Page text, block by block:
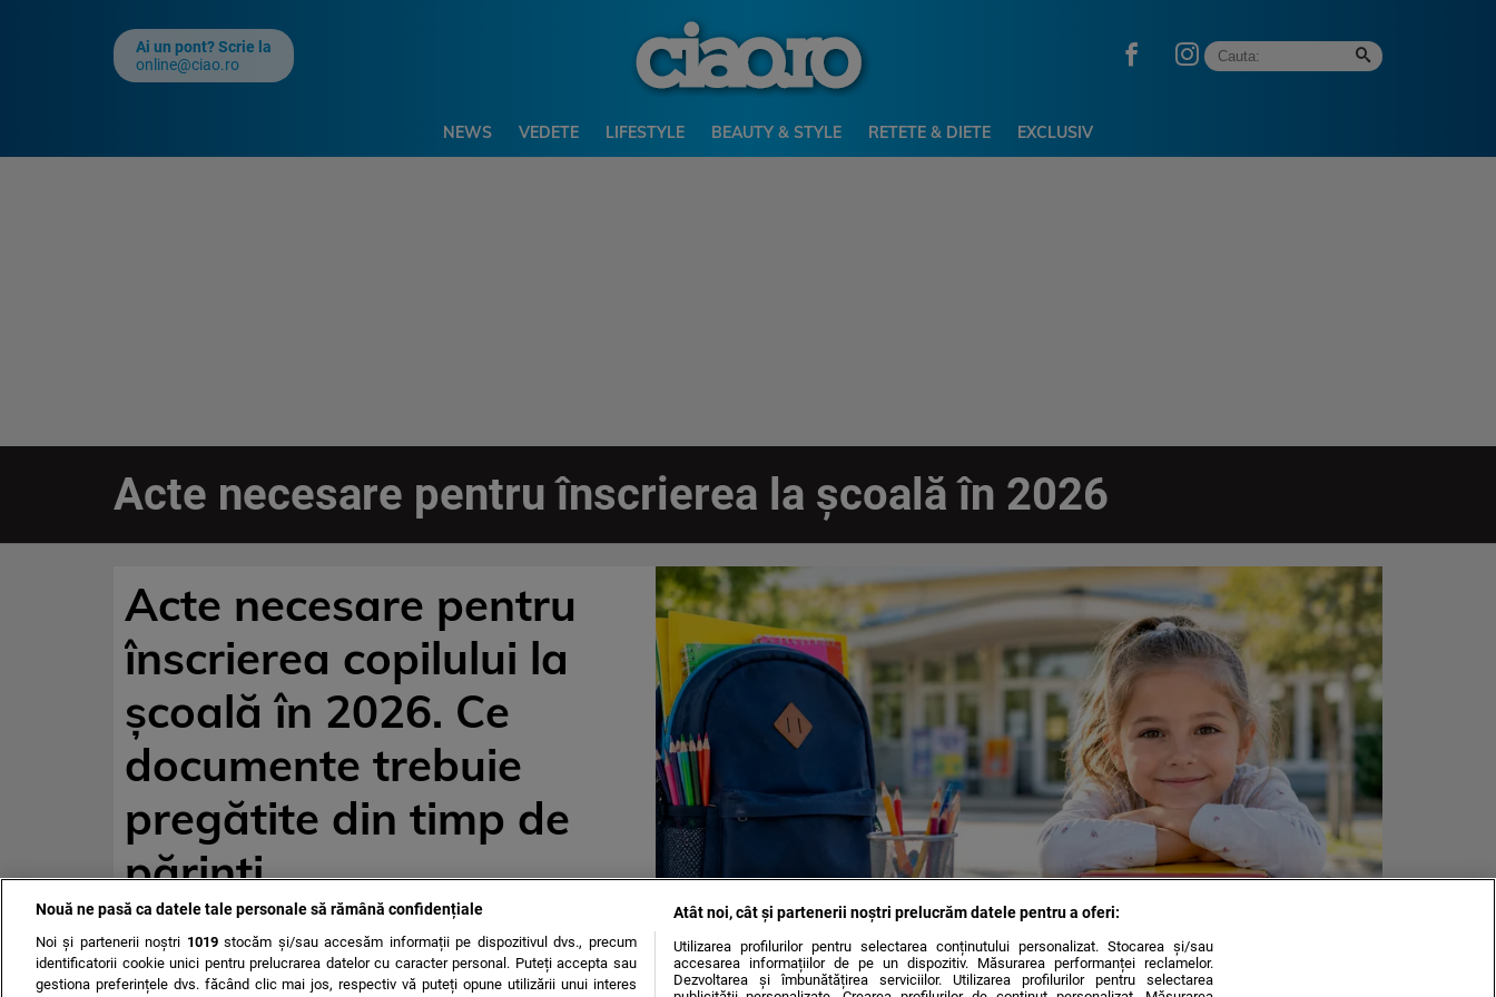
Ai un pont? Scrie la
online@ciao.ro
NEWS VEDETE LIFESTYLE BEAUTY & STYLE RETETE & DIETE EXCLUSIV
Acte necesare pentru înscrierea la școală în 2026
Acte necesare pentru
înscrierea copilului la
școală în 2026. Ce
documente trebuie
pregătite din timp de
părinți
Nouă ne pasă ca datele tale personale să rămână confidențiale
Noi și partenerii noștri 1019stocăm și/sau accesăm informații pe dispozitivul dvs., precum
identificatorii cookie unici pentru prelucrarea datelor cu caracter personal. Puteți accepta sau
gestiona preferințele dvs. făcând clic mai jos, respectiv vă puteți opune utilizării unui interes
Atât noi, cât și partenerii noștri prelucrăm datele pentru a oferi:
Utilizarea profilurilor pentru selectarea conținutului personalizat. Stocarea și/sau
accesarea informațiilor de pe un dispozitiv. Măsurarea performanței reclamelor.
Dezvoltarea și îmbunătățirea serviciilor. Utilizarea profilurilor pentru selectarea